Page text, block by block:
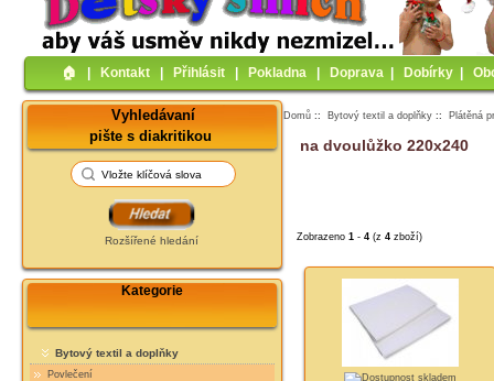
🏠︎ Kontakt Přihlásit Pokladna Doprava Dobírky
Vyhledávaní
pište s diakritikou
Rozšířené hledání
Kategorie
Bytový textil a doplňky
Povlečení
Domů :: Bytový textil a doplňky :: Plátěná
na dvoulůžko 220x240
Zobrazeno 1 - 4(z 4zboží)